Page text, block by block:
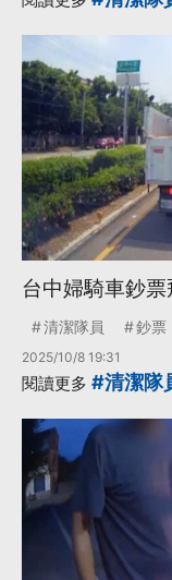
台中婦騎車鈔
清潔隊員 鈔票
2025/10/8 19:31
閱讀更多 #清潔隊